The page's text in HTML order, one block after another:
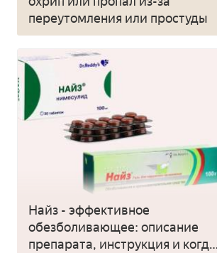
переутомления или простуды
Найз - эффективное
обезболивающее: описание
препарата, инструкция и когда